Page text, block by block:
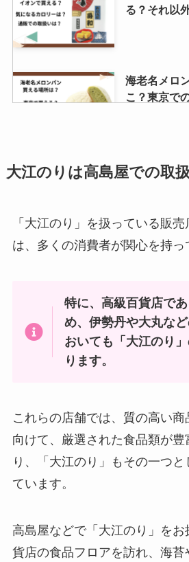
る？それ以
海老名メロ
こ？東京で
リッツのチ
こで売って
アンパンマ
ーキの値段
キンレイ 冷
めんツナか
田辺農園の
る？ローソ
調査！
大江のりは高島屋での取
「大江のり」を扱っている販
は、多くの消費者が関心を持っ
特に、高級百貨店で
め、伊勢丹や大丸な
おいても「大江のり
ります。
これらの店舗では、質の高い
向けて、厳選された食品類が
り、「大江のり」もその一つ
ています。
高島屋などで「大江のり」を
貨店の食品フロアを訪れ、海苔